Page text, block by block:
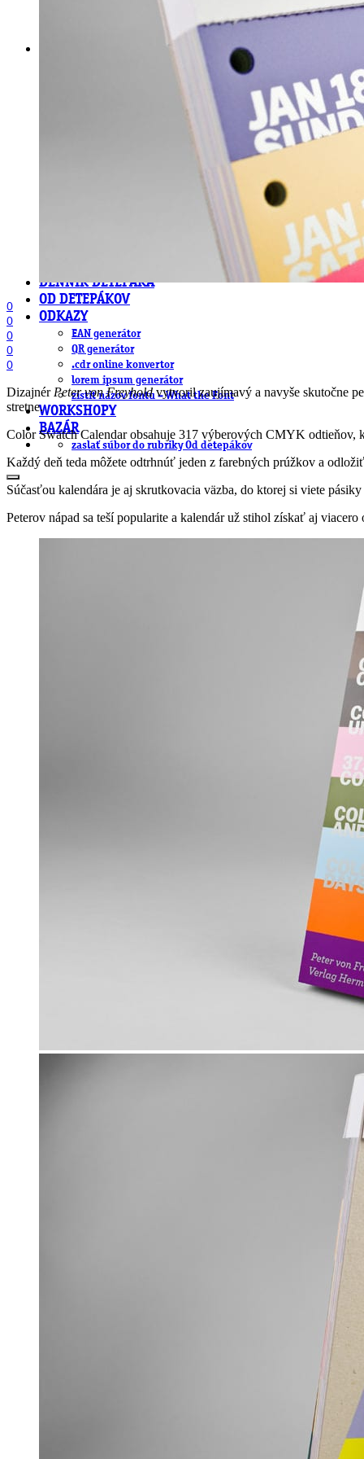
farby a color management návody
DENNÍK DETEPÁKA
OD DETEPÁKOV
ODKAZY
EAN generátor
QR generátor
.cdr online konvertor
lorem ipsum generátor
zistiť názov fontu – What the Font
WORKSHOPY
BAZÁR
zaslať súbor do rubriky Od detepákov
0
0
0
0
0
DizajnérPeter von Freyholdvytvoril zaujímavý a navyše skutočne
stretne.
Color Swatch Calendar obsahuje 317 výberových CMYK odtieňov,
Každý deň teda môžete odtrhnúť jeden z farebných prúžkov a
Súčasťou kalendára je aj skrutkovacia väzba, do ktorej si viete
Peterov nápad sa teší popularite a kalendár už stihol získať aj